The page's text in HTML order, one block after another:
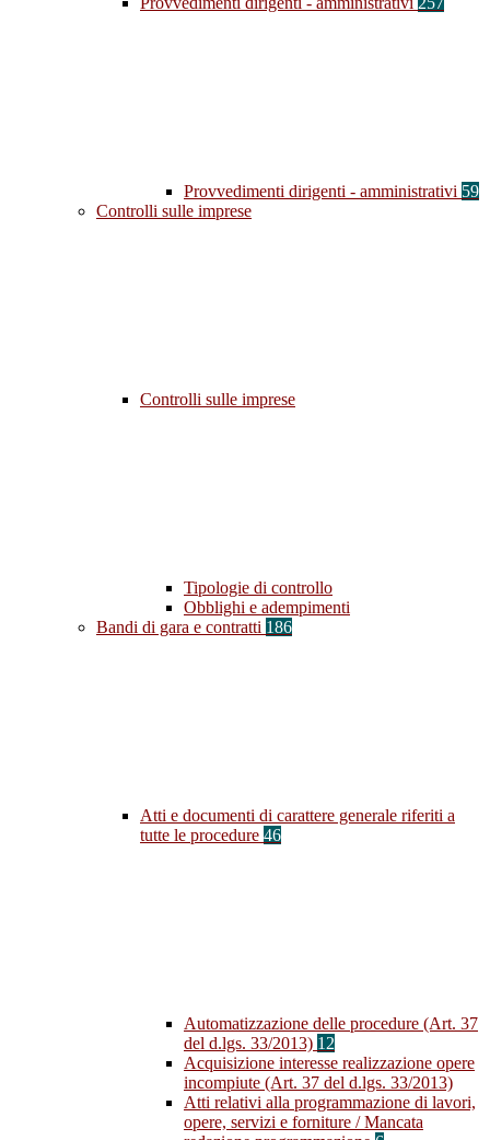
Provvedimenti dirigenti - amministrativi 59
Controlli sulle imprese
Controlli sulle imprese
Tipologie di controllo
Obblighi e adempimenti
Bandi di gara e contratti 186
Atti e documenti di carattere generale riferiti a
tutte le procedure 46
Automatizzazione delle procedure (Art. 37
del d.lgs. 33/2013) 12
Acquisizione interesse realizzazione opere
incompiute (Art. 37 del d.lgs. 33/2013)
Atti relativi alla programmazione di lavori,
opere, servizi e forniture / Mancata